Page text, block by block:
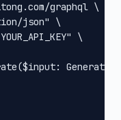
graphql \
json" \
\